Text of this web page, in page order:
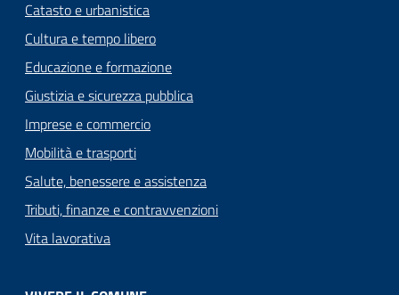
Catasto e urbanistica
Cultura e tempo libero
Educazione e formazione
Giustizia e sicurezza pubblica
Imprese e commercio
Mobilità e trasporti
Salute, benessere e assistenza
Tributi, finanze e contravvenzioni
Vita lavorativa